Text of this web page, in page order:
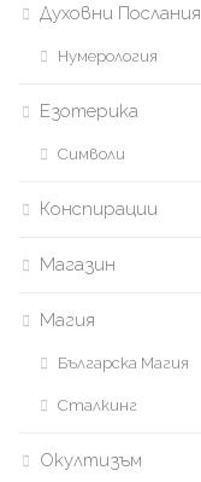
Духовни Послания
Нумерология
Езотерика
Символи
Конспирации
Магазин
Магия
Българска Магия
Сталкинг
Окултизъм